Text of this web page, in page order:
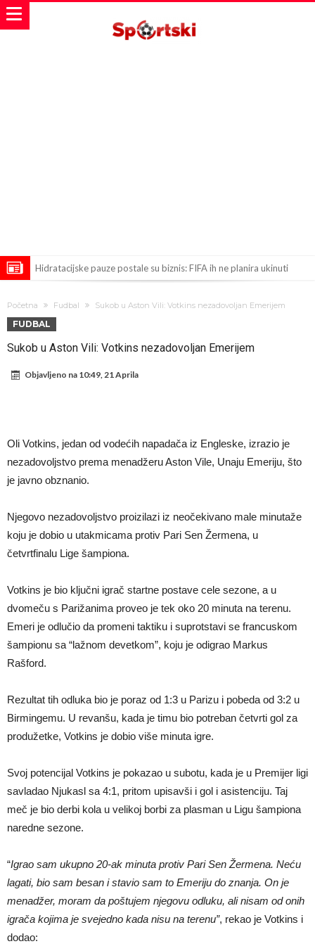
Hidratacijske pauze postale su biznis: FIFA ih ne planira ukinuti
Atletika?!
Ovo se Novaku nikad nije dešavalo: Sinner i Alcaraz odustaju, a
Mudrik se vratio na teren nakon više od 600 dana. Odmah ide na
posudbu?
Real Madrid odlučio: Endrick ide u Premier ligu!
Početna Fudbal Sukob u Aston Vili: Votkins nezadovoljan Emerijem
FUDBAL
Sukob u Aston Vili: Votkins nezadovoljan Emerijem
Objavljeno na 10:49, 21 Aprila
Oli Votkins, jedan od vodećih napadača iz Engleske, izrazio je
nezadovoljstvo prema menadžeru Aston Vile, Unaju Emeriju, što
je javno obznanio.
Njegovo nezadovoljstvo proizilazi iz neočekivano male minutaže
koju je dobio u utakmicama protiv Pari Sen Žermena, u
četvrtfinalu Lige šampiona.
Votkins je bio ključni igrač startne postave cele sezone, a u
dvomeču s Parižanima proveo je tek oko 20 minuta na terenu.
Emeri je odlučio da promeni taktiku i suprotstavi se francuskom
šampionu sa “lažnom devetkom”, koju je odigrao Markus
Rašford.
Rezultat tih odluka bio je poraz od 1:3 u Parizu i pobeda od 3:2 u
Birmingemu. U revanšu, kada je timu bio potreban četvrti gol za
produžetke, Votkins je dobio više minuta igre.
Svoj potencijal Votkins je pokazao u subotu, kada je u Premijer ligi
savladao Njukasl sa 4:1, pritom upisavši i gol i asistenciju. Taj
meč je bio derbi kola u velikoj borbi za plasman u Ligu šampiona
naredne sezone.
“Igrao sam ukupno 20-ak minuta protiv Pari Sen Žermena. Neću
lagati, bio sam besan i stavio sam to Emeriju do znanja. On je
menadžer, moram da poštujem njegovu odluku, ali nisam od onih
igrača kojima je svejedno kada nisu na terenu”, rekao je Votkins i
dodao: